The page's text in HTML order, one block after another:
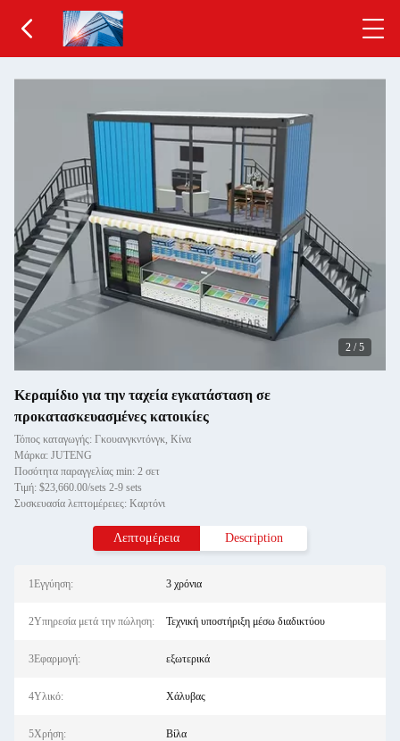
2 /5
Κεραμίδιο για την ταχεία εγκατάσταση σε
προκατασκευασμένες κατοικίες
Τόπος καταγωγής: Γκουανγκντόνγκ, Κίνα
Μάρκα: JUTENG
Ποσότητα παραγγελίας min: 2 σετ
Τιμή: $23,660.00/sets 2-9 sets
Συσκευασία λεπτομέρειες: Καρτόνι
Λεπτομέρεια Description
1Εγγύηση: 3 χρόνια
2Υπηρεσία μετά την πώληση: Τεχνική υποστήριξη μέσω διαδικτύου
3Εφαρμογή: εξωτερικά
4Υλικό: Χάλυβας
5Χρήση: Βίλα